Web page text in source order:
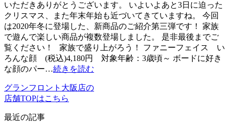
いただきありがとうございます。 いよいよあと3日に迫った
クリスマス、また年末年始も近づいてきていますね。 今回
は2020年冬に登場した、新商品のご紹介第三弾です！ 家族
で遊んで楽しい商品が複数登場しました。 是非最後までご
覧ください！ 家族で盛り上がろう！ ファニーフェイス い
ろんな顔 (税込)4,180円 対象年齢：3歳頃～ ボードに好き
な顔のパー…続きを読む
グランフロント大阪店の
店舗TOPはこちら
最近の記事